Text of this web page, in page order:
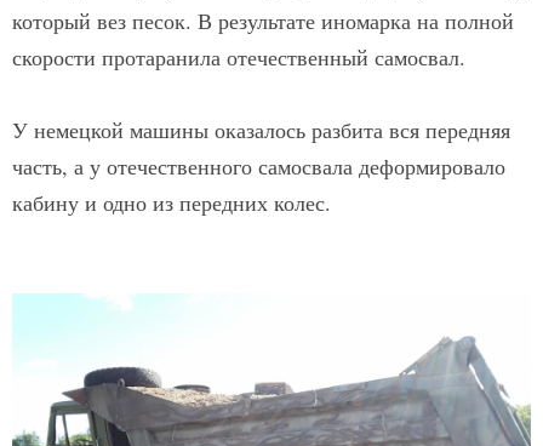
который вез песок. В результате иномарка на полной
скорости протаранила отечественный самосвал.
У немецкой машины оказалось разбита вся передняя
часть, а у отечественного самосвала деформировало
кабину и одно из передних колес.